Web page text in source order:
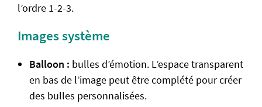
l’ordre 1-2-3.
Images système
Balloon : bulles d’émotion. L’espace transparent
en bas de l’image peut être complété pour créer
des bulles personnalisées.